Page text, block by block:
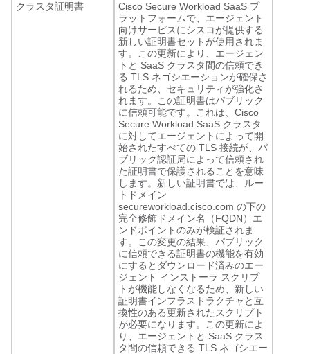
クラスタ証明書
Cisco Secure Workload SaaS プ
ラットフォームで、エージェント
向けサービスにシスコが提供する
新しい証明書セットが使用されま
す。この更新により、エージェン
トと SaaS クラスタ間の信頼でき
る TLS ネゴシエーションが確保さ
れるため、セキュリティが強化さ
れます。この証明書はパブリック
に信頼可能です。これは、Cisco
Secure Workload SaaS クラスタ
に対してエージェントによって開
始されたすべての TLS 接続が、パ
ブリック認証局によって信頼され
た証明書で保護されることを意味
します。新しい証明書では、ルー
トドメイン
secureworkload.cisco.com の下の
完全修飾ドメイン名（FQDN）エ
ンドポイントのみが検証されま
す。この変更の結果、パブリック
に信頼できる証明書の機能を有効
にするとダウンロード済みのエー
ジェント インストーラ スクリプ
トが機能しなくなるため、新しい
証明書インフラストラクチャと互
換性のある更新されたスクリプト
が必要になります。この更新によ
り、エージェントと SaaS クラス
タ間の信頼できる TLS ネゴシエー